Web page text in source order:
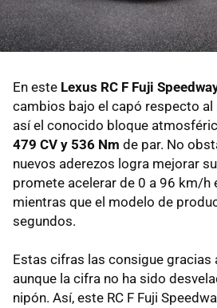
En este Lexus RC F Fuji
cambios bajo el capó respecto al
así el conocido bloque
479 CV y 536 Nm de par. No
nuevos aderezos logra mejorar
promete acelerar de 0 a 96 km/h
mientras que el modelo de
segundos.
Estas cifras las consigue gracias
aunque la cifra no ha sido
nipón. Así, este RC F Fuji